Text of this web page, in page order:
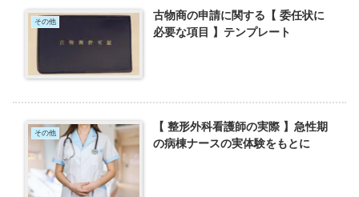
その他
古物商の申請に関する【 委任状に
必要な項目 】テンプレート
その他
【 整形外科看護師の実際 】急性期
の病棟ナースの実体験をもとに